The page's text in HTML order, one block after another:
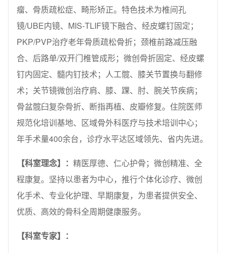
瘤、骨质疏松症、畸形矫正。特色技术为椎间孔
镜/UBE内镜、MIS‑TLIF镜下融合、经皮螺钉固定；
PKP/PVP治疗老年骨质疏松骨折；颈椎前路减压融
合、后路单/双开门椎管成形；微创骨折固定、经皮螺
钉内固定、髓内钉技术；人工髋、膝关节置换与翻修
术；关节镜微创治疗肩、膝、踝、肘、腕关节疾病；
骨盆髋臼复杂骨折、断指再植、皮瓣修复。住院医师
规范化培训基地、区域骨外科医疗与技术培训中心；
年手术量400余台，诊疗水平达区域领先、省内先进。
【科室理念】： 精医厚德、仁心护骨；微创精准、全
程康复。坚持以患者为中心，推行个体化诊疗、微创
化手术、专业化护理、早期康复，为患者提供安全、
优质、高效的骨科全周期健康服务。
【科室专家】：